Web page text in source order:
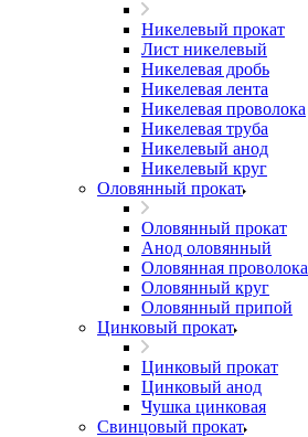
Никелевый прокат
Лист никелевый
Никелевая дробь
Никелевая лента
Никелевая проволока
Никелевая труба
Никелевый анод
Никелевый круг
Оловянный прокат
Оловянный прокат
Анод оловянный
Оловянная проволока
Оловянный круг
Оловянный припой
Цинковый прокат
Цинковый прокат
Цинковый анод
Чушка цинковая
Свинцовый прокат